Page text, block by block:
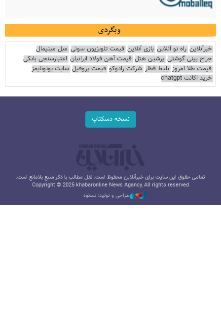
وبگردی
خبرآنلاین راه نو آنلاین بازی آنلاین قیمت تلویزیون سونی مبل مینیمال
جراح بینی گوشتی پرشین هتل قیمت آهن فولاد ایرانیان اعتبارسنجی بانکی
قیمت طلا امروز بلیط قطار شرکت رادوکو قیمت پروفیل سایت یوتوتایمز
خرید اکانت chatgpt
نسخه دسکتاپ
تمامی حقوق این سایت برای خبرآنلاین محفوظ است. نقل مطالب با ذکر منبع بلامانع است.
Copyright © 2025 khabaronline News Agancy, All rights reserved
طراحی و تولید: نستوه